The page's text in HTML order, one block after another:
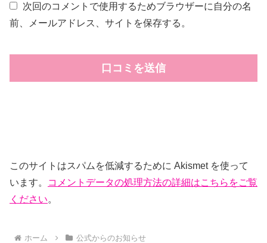
次回のコメントで使用するためブラウザーに自分の名
前、メールアドレス、サイトを保存する。
このサイトはスパムを低減するために Akismet を使って
います。
コメントデータの処理方法の詳細はこちらをご覧
ください。
ホーム 公式からのお知らせ